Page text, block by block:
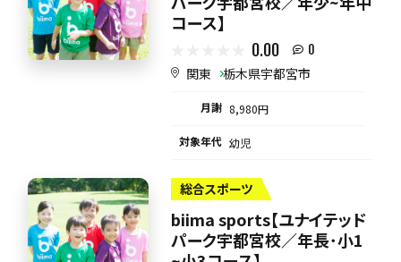
コース】
0.00 0
関東 栃木県宇都宮市
月謝 8,980円
対象年代 幼児
総合スポーツ
biima sports【ユナイテッド
パーク宇都宮校／年長･小1